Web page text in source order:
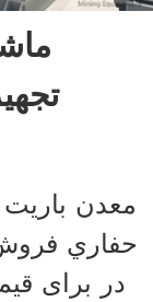
معدن
حفاري
در برای